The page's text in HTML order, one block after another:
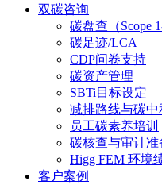
双碳咨询
碳盘查（Scope
碳足迹/LCA
CDP问卷支持
碳资产管理
SBTi目标设定
减排路线与碳中
员工碳素养培训
碳核查与审计准
Higg FEM 环境
客户案例